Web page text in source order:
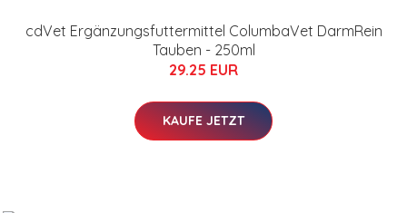
cdVet Ergänzungsfuttermittel ColumbaVet DarmRein
Tauben - 250ml
29.25 EUR
KAUFE JETZT